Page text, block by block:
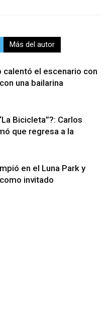
Más del autor
calentó el escenario con
una bailarina
Bicicleta”?: Carlos
que regresa a la
en el Luna Park y
invitado